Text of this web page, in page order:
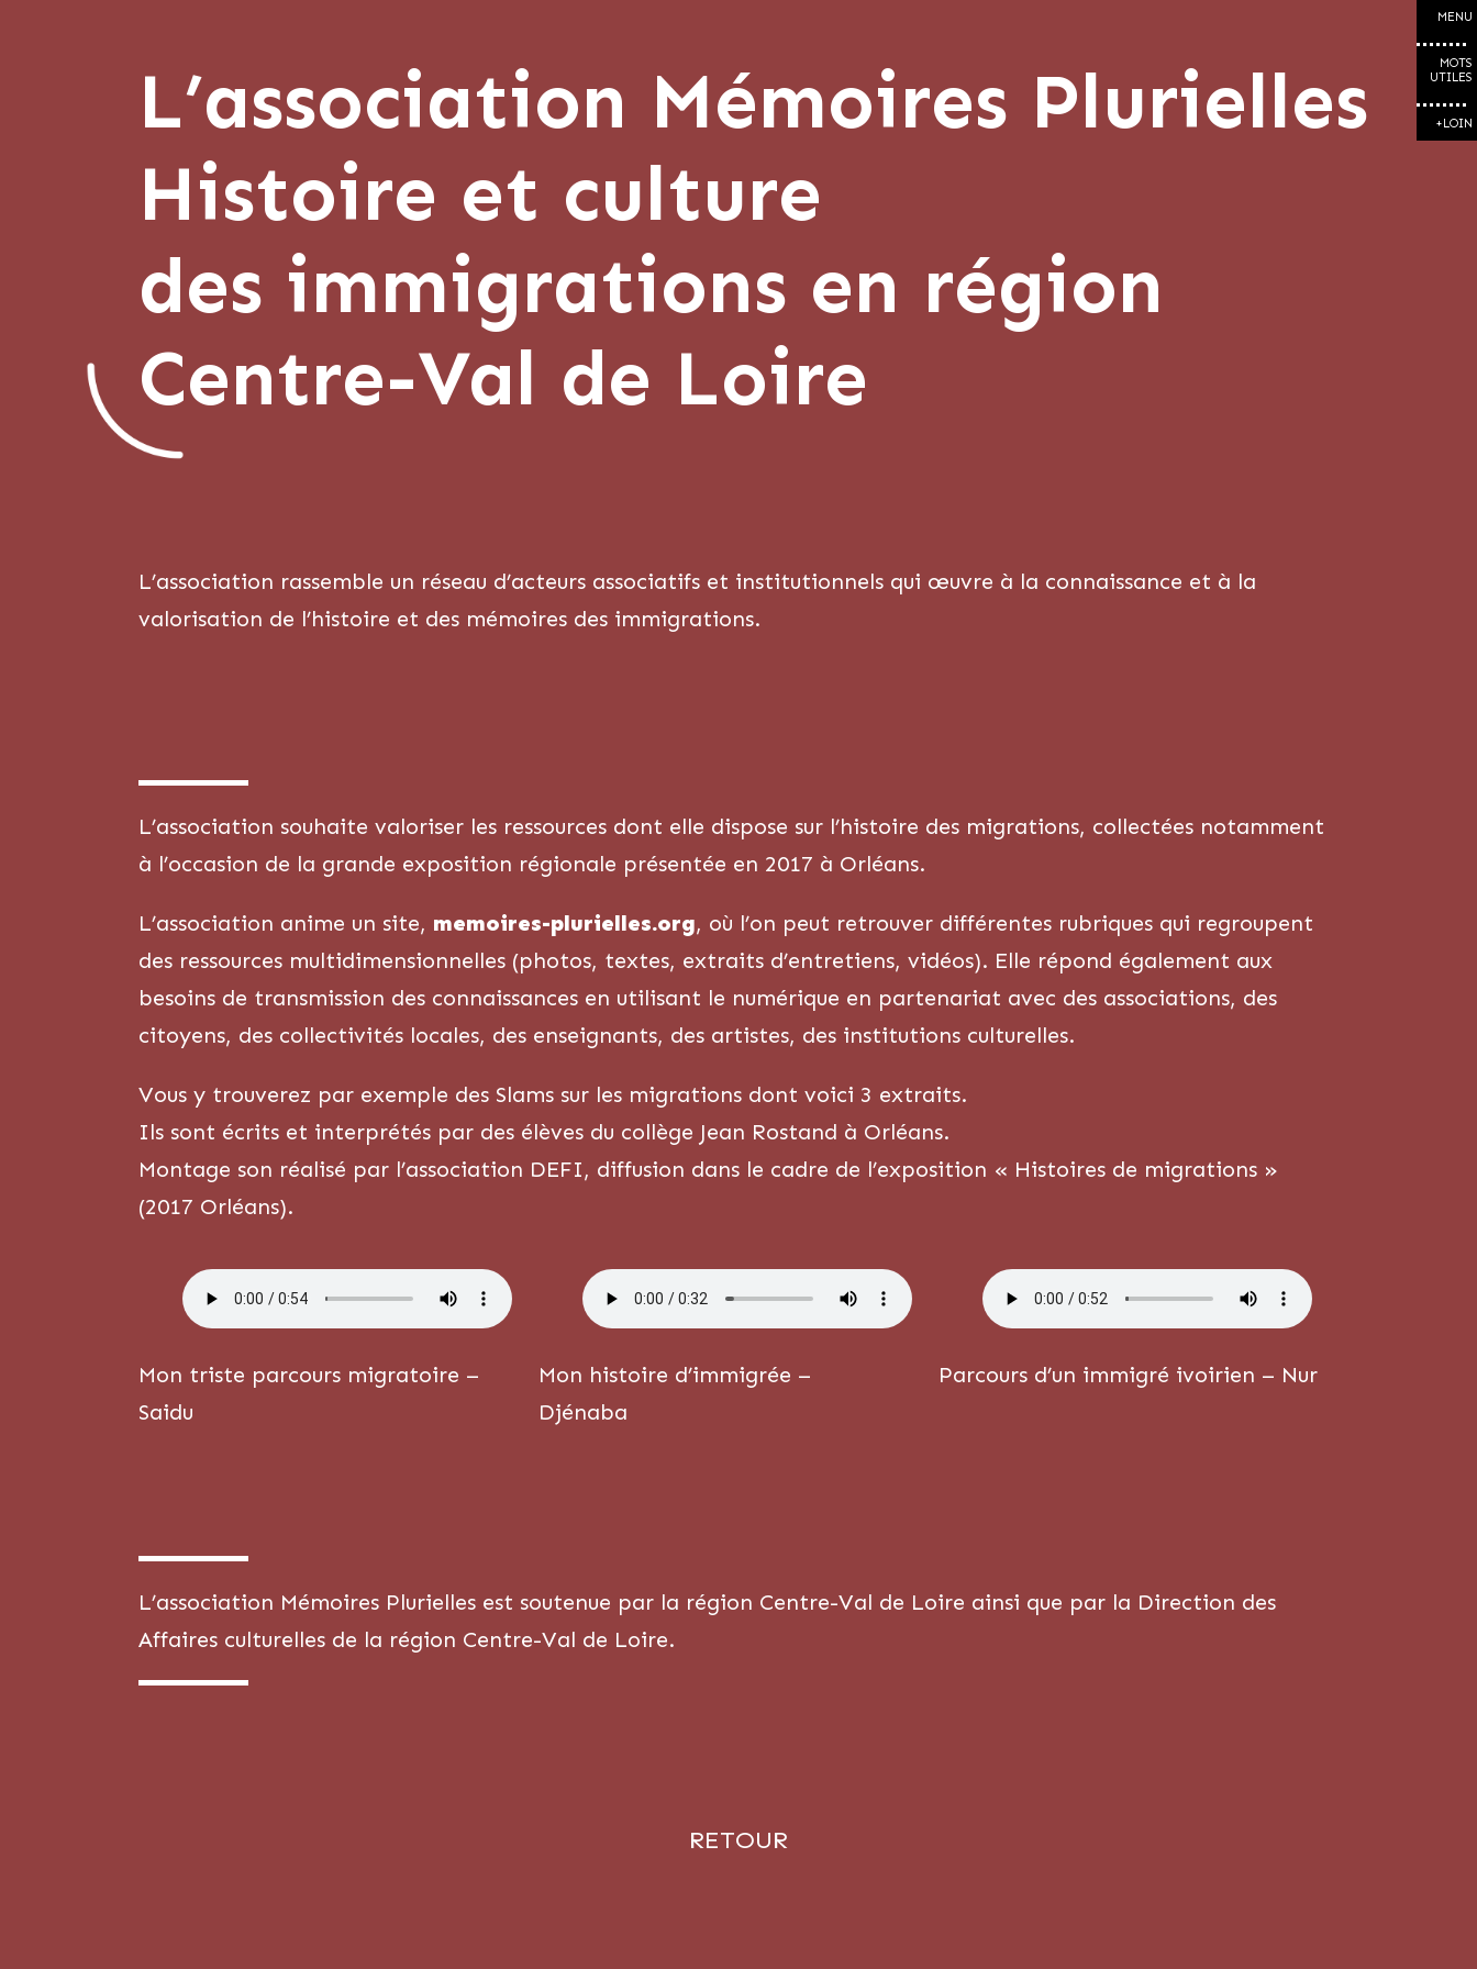
MENU
MOTS
UTILES
+LOIN
L’association Mémoires Plurielles
Histoire et culture
des immigrations en région
Centre-Val de Loire
L’association rassemble un réseau d’acteurs associatifs et institutionnels qui œuvre à la connaissance et à la
valorisation de l’histoire et des mémoires des immigrations.
L’association souhaite valoriser les ressources dont elle dispose sur l’histoire des migrations, collectées notamment
à l’occasion de la grande exposition régionale présentée en 2017 à Orléans.
L’association anime un site, memoires-plurielles.org, où l’on peut retrouver différentes rubriques qui regroupent
des ressources multidimensionnelles (photos, textes, extraits d’entretiens, vidéos). Elle répond également aux
besoins de transmission des connaissances en utilisant le numérique en partenariat avec des associations, des
citoyens, des collectivités locales, des enseignants, des artistes, des institutions culturelles.
Vous y trouverez par exemple des Slams sur les migrations dont voici 3 extraits.
Ils sont écrits et interprétés par des élèves du collège Jean Rostand à Orléans.
Montage son réalisé par l’association DEFI, diffusion dans le cadre de l’exposition « Histoires de migrations »
(2017 Orléans).
Mon triste parcours migratoire –
Saidu
Mon histoire d’immigrée –
Djénaba
Parcours d’un immigré ivoirien – Nur
L’association Mémoires Plurielles est soutenue par la région Centre-Val de Loire ainsi que par la Direction des
Affaires culturelles de la région Centre-Val de Loire.
RETOUR